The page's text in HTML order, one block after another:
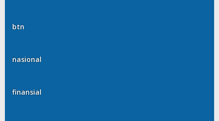
btn
nasional
finansial